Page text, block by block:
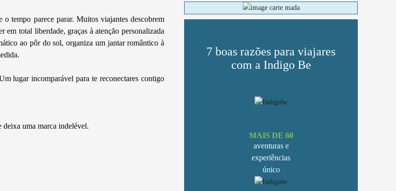
tempo parece parar. Muitos viajantes descobrem
total liberdade, graças à atenção personalizada
ao pôr do sol, organiza um jantar romântico à
lugar incomparável para te reconectares contigo
deixa uma marca indelével.
7 boas razões para viajares
com a Indigo Be
MAIS DE 60
aventuras e
experiências
único